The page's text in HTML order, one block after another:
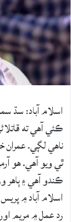
اسلام آباد: سڌ
ڪئي آهي ته
ناهي لڳي. عمران
ٿي ويو آهي. هو
ڪندو آهي ۽ ٻاهر
اسلام آباد ۾
رد عمل ۾ مريم